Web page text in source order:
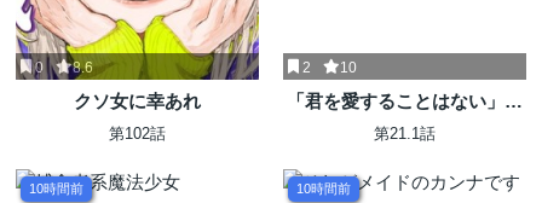
0 8.6
クソ女に幸あれ
第102話
2 10
「君を愛することはない」と
言った氷の魔術師様の片思い
第21.1話
10時間前 10時間前